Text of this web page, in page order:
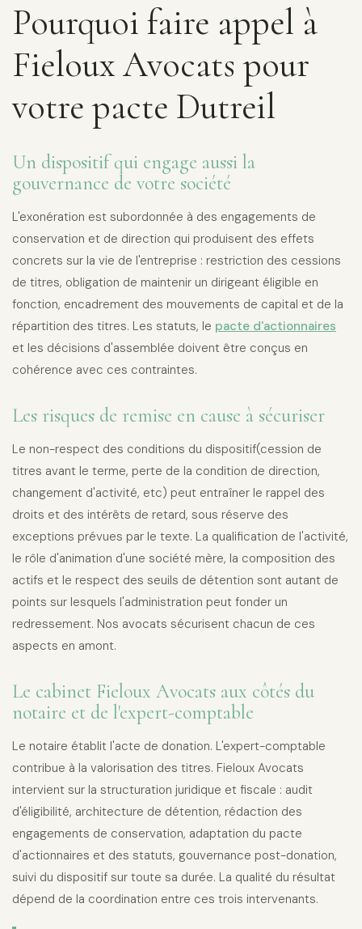
Pourquoi faire appel à
Fieloux Avocats pour
votre pacte Dutreil
Un dispositif qui engage aussi la
gouvernance de votre société
L'exonération est subordonnée à des engagements de
conservation et de direction qui produisent des effets
concrets sur la vie de l'entreprise : restriction des cessions
de titres, obligation de maintenir un dirigeant éligible en
fonction, encadrement des mouvements de capital et de la
répartition des titres. Les statuts, le pacte d'actionnaires
et les décisions d'assemblée doivent être conçus en
cohérence avec ces contraintes.
Les risques de remise en cause à sécuriser
Le non-respect des conditions du dispositif(cession de
titres avant le terme, perte de la condition de direction,
changement d'activité, etc) peut entraîner le rappel des
droits et des intérêts de retard, sous réserve des
exceptions prévues par le texte. La qualification de l'activité,
le rôle d'animation d'une société mère, la composition des
actifs et le respect des seuils de détention sont autant de
points sur lesquels l'administration peut fonder un
redressement. Nos avocats sécurisent chacun de ces
aspects en amont.
Le cabinet Fieloux Avocats aux côtés du
notaire et de l'expert-comptable
Le notaire établit l'acte de donation. L'expert-comptable
contribue à la valorisation des titres. Fieloux Avocats
intervient sur la structuration juridique et fiscale : audit
d'éligibilité, architecture de détention, rédaction des
engagements de conservation, adaptation du pacte
d'actionnaires et des statuts, gouvernance post-donation,
suivi du dispositif sur toute sa durée. La qualité du résultat
dépend de la coordination entre ces trois intervenants.